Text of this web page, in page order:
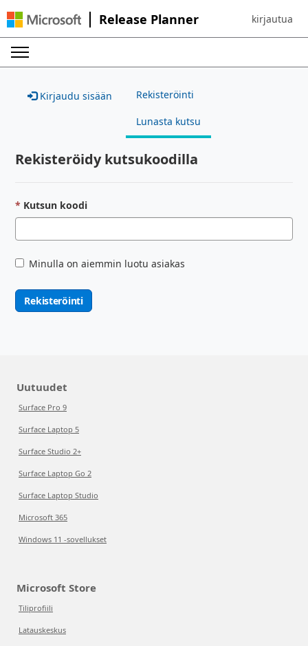
Release Planner Sign in to
kirjautua
Kirjaudu sisään Rekisteröinti
Lunasta kutsu
Rekisteröidy kutsukoodilla
Kutsun koodi
Minulla on aiemmin luotu asiakas
Rekisteröinti
Uutuudet
Surface Pro 9
Surface Laptop 5
Surface Studio 2+
Surface Laptop Go 2
Surface Laptop Studio
Microsoft 365
Windows 11 -sovellukset
Microsoft Store
Tiliprofiili
Latauskeskus